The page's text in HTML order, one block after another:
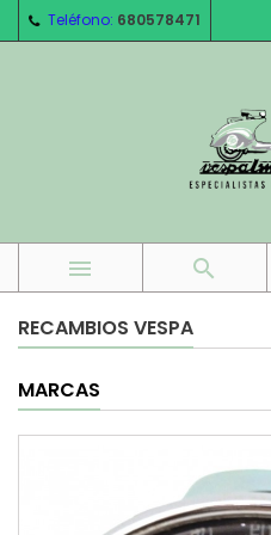
Teléfono: 680578471
 
RECAMBIOS VESPA
MARCAS